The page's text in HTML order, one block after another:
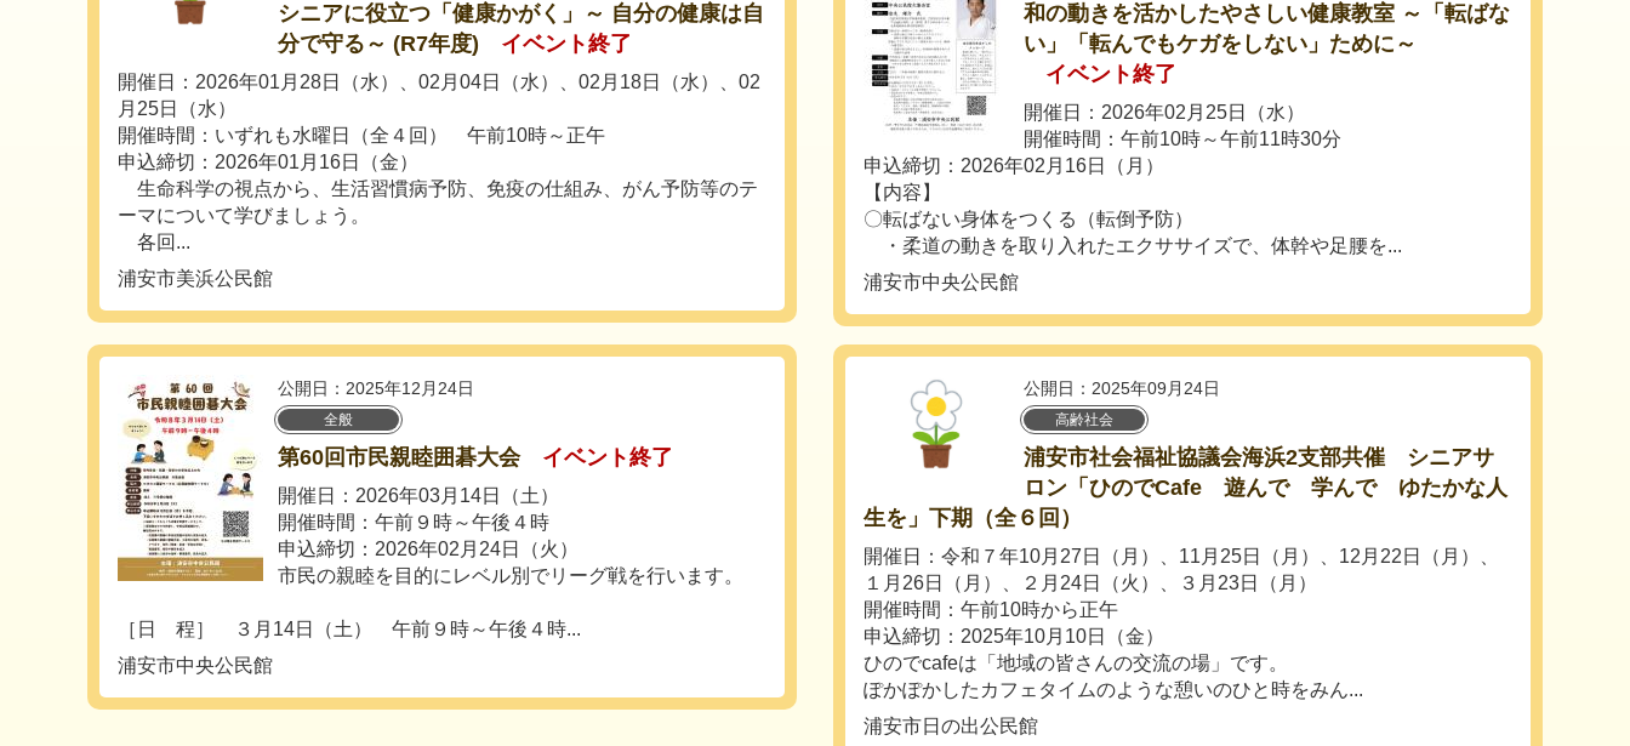
シニアに役立つ「健康かがく」～ 自分の健康は自
分で守る～ (R7年度)
イベント終了
開催日：2026年01月28日（水）、02月04日（水）、02月18日（水）、02
月25日（水）
開催時間：いずれも水曜日（全４回） 午前10時～正午
申込締切：2026年01月16日（金）
生命科学の視点から、生活習慣病予防、免疫の仕組み、がん予防等のテ
ーマについて学びましょう。
各回...
浦安市美浜公民館
和の動きを活かしたやさしい健康教室 ～「転ばな
い」「転んでもケガをしない」ために～
イベント終了
開催日：2026年02月25日（水）
開催時間：午前10時～午前11時30分
申込締切：2026年02月16日（月）
【内容】
〇転ばない身体をつくる（転倒予防）
・柔道の動きを取り入れたエクササイズで、体幹や足腰を...
浦安市中央公民館
公開日：2025年12月24日
全般
第60回市民親睦囲碁大会 イベント終了
開催日：2026年03月14日（土）
開催時間：午前９時～午後４時
申込締切：2026年02月24日（火）
市民の親睦を目的にレベル別でリーグ戦を行います。
［日 程］ ３月14日（土） 午前９時～午後４時...
浦安市中央公民館
公開日：2025年09月24日
高齢社会
浦安市社会福祉協議会海浜2支部共催 シニアサ
ロン「ひのでCafe 遊んで 学んで ゆたかな人
生を」下期（全６回）
開催日：令和７年10月27日（月）、11月25日（月）、12月22日（月）、
１月26日（月）、２月24日（火）、３月23日（月）
開催時間：午前10時から正午
申込締切：2025年10月10日（金）
ひのでcafeは「地域の皆さんの交流の場」です。
ぽかぽかしたカフェタイムのような憩いのひと時をみん...
浦安市日の出公民館